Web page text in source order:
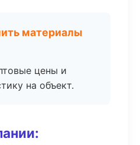
материалы
цены и
на объект.